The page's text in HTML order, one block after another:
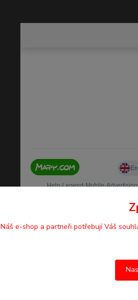
Náš e-shop a partneři potřebují Váš